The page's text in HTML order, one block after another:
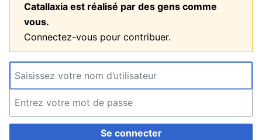
Catallaxia est réalisé par des gens comme
vous.
Connectez-vous pour contribuer.
Se connecter